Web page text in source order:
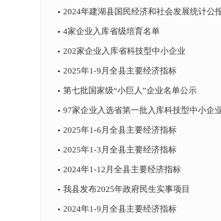
2024年建湖县国民经济和社会发展统计公
4家企业入库省级培育名单
202家企业入库省科技型中小企业
2025年1-9月全县主要经济指标
第七批国家级“小巨人”企业名单公示
97家企业入选省第一批入库科技型中小企
2025年1-6月全县主要经济指标
2025年1-3月全县主要经济指标
2024年1-12月全县主要经济指标
我县发布2025年政府民生实事项目
2024年1-9月全县主要经济指标